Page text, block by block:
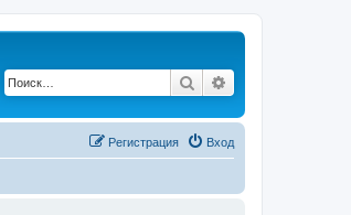
Поиск
Вход
Регистрация